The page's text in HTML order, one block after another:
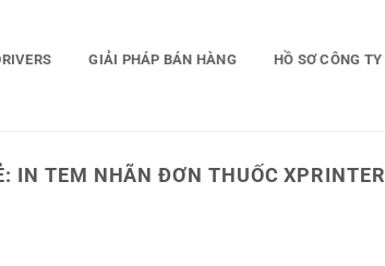
GIẢI PHÁP BÁN HÀNG HỒ SƠ CÔNG TY
IN TEM NHÃN ĐƠN THUỐC XPRINTER